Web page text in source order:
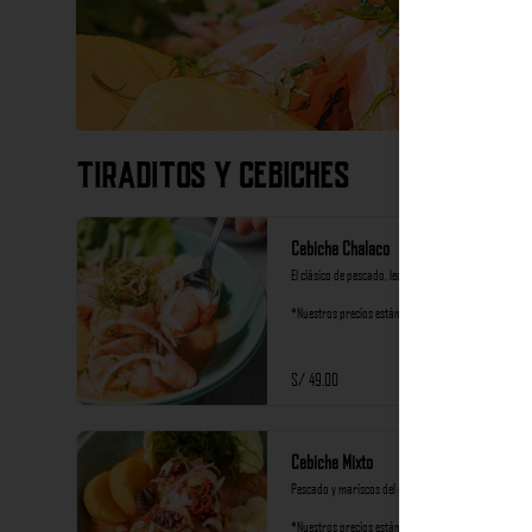
Tiraditos y Cebiches
Cebiche Chalaco
El clásico de pescado, leche de tigre de ají limo.
*Nuestros precios están expresados en soles e
S/ 49.00
Cebiche Mixto
Pescado y mariscos del día al rocoto
*Nuestros precios están expresados en soles e